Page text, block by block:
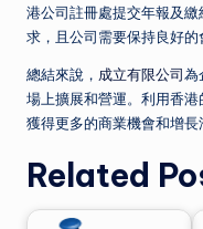
港公司註冊處提交年報及
求，且公司需要保持良好的
總結來說， 成立有限公司為
場上擴展和營運。利用香
獲得更多的商業機會和增長
Related